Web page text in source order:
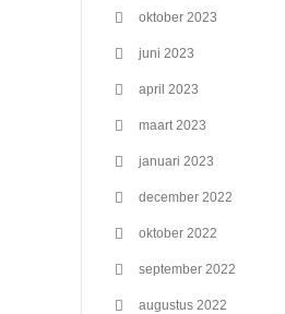
oktober 2023
juni 2023
april 2023
maart 2023
januari 2023
december 2022
oktober 2022
september 2022
augustus 2022